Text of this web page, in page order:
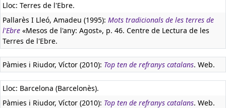
Lloc: Terres de l'Ebre.
Pallarès I Lleó, Amadeu (1995): Mots tradicionals de les terres de
l'Ebre «Mesos de l'any: Agost», p. 46. Centre de Lectura de les
Terres de l'Ebre.
Pàmies i Riudor, Víctor (2010): Top ten de refranys catalans. Web.
Lloc: Barcelona (Barcelonès).
Pàmies i Riudor, Víctor (2010): Top ten de refranys catalans. Web.